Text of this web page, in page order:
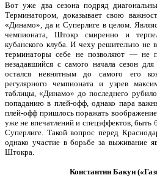
Вот уже два сезона подряд
Терминатором, доказывает свою
«Динамо», да и Суперлиге в целом.
чемпионата, Штокр смиренно и
кубанского клуба. И чеху решительно не
терминаторы себе не позволяют — не
незадавшийся с самого начала сезон
остался невнятным до самого его
регулярного чемпионата и узрев
таблицы, «Динамо» до последнего
попаданию в плей-офф, однако пара
плей-офф пришлось поражать
уже не впечатлений и спецэффектов, быть
Суперлиге. Такой вопрос перед
однако участие в борьбе за выживание
Штокра.
Константин Бакун